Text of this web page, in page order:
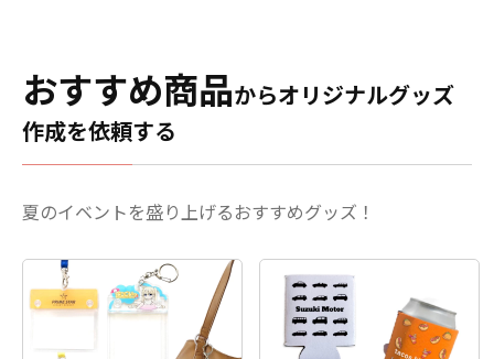
おすすめ商品からオリジナルグッズ
作成を依頼する
夏のイベントを盛り上げるおすすめグッズ！